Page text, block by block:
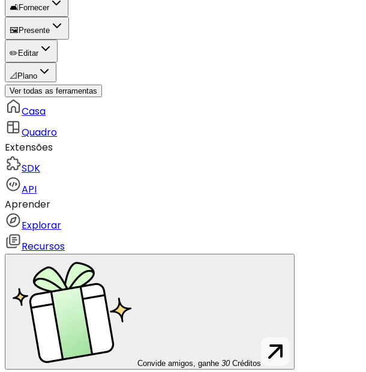
🛋️Fornecer
🖼️ Presente
✏️ Editar
📐 Plano
Ver todas as ferramentas
Casa
Quadro
Extensões
SDK
API
Aprender
Explorar
Recursos
Convide amigos, ganhe 30 Créditos